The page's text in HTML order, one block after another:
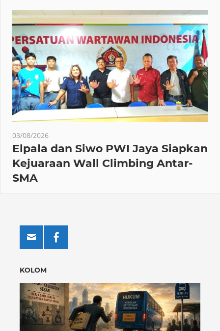
03/08/2026
Elpala dan Siwo PWI Jaya Siapkan
Kejuaraan Wall Climbing Antar-
SMA
KOLOM